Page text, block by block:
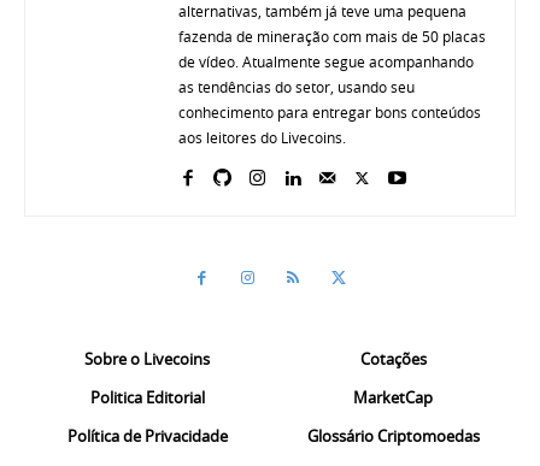
alternativas, também já teve uma pequena
fazenda de mineração com mais de 50 placas
de vídeo. Atualmente segue acompanhando
as tendências do setor, usando seu
conhecimento para entregar bons conteúdos
aos leitores do Livecoins.
Sobre o Livecoins
Politica Editorial
Política de Privacidade
Cotações
MarketCap
Glossário Criptomoedas